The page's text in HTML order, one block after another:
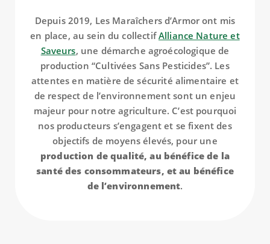
Depuis 2019, Les Maraîchers d’Armor ont mis
en place, au sein du collectifAlliance Nature et
Saveurs, une démarche agroécologique de
production “Cultivées Sans Pesticides”. Les
attentes en matière de sécurité alimentaire et
de respect de l’environnement sont un enjeu
majeur pour notre agriculture. C’est pourquoi
nos producteurs s’engagent et se fixent des
objectifs de moyens élevés, pour une
production de qualité, au bénéfice de la
santé des consommateurs, et au bénéfice
de l’environnement.